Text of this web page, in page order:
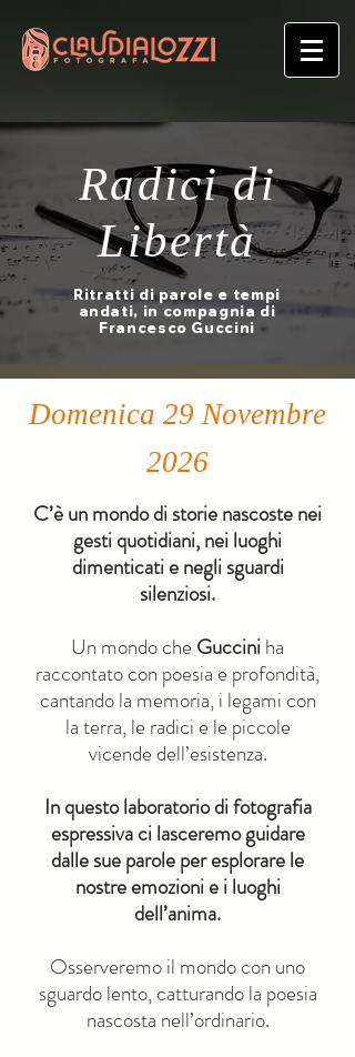
Radici di
Libertà
Ritratti di parole e tempi
andati, in compagnia di
Francesco Guccini
Domenica 29 Novembre
2026
C’è un mondo di storie nascoste nei
gesti quotidiani, nei luoghi
dimenticati e negli sguardi
silenziosi.
Un mondo che Gucciniha
raccontato con poesia e profondità,
cantando la memoria, i legami con
la terra, le radici e le piccole
vicende dell’esistenza.
In questo laboratorio di fotografia
espressiva ci lasceremo guidare
dalle sue parole per esplorare le
nostre emozioni e i luoghi
dell’anima.
Osserveremo il mondo con uno
sguardo lento, catturando la poesia
nascosta nell’ordinario.